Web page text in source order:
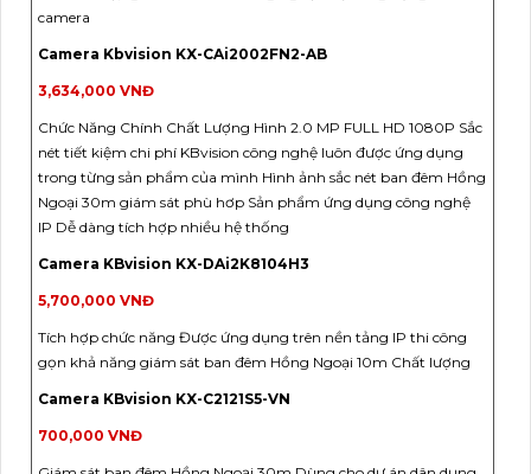
camera
Camera Kbvision KX-CAi2002FN2-AB
3,634,000 VNĐ
Chức Năng Chính Chất Lượng Hình 2.0 MP FULL HD 1080P Sắc
nét tiết kiệm chi phí KBvision công nghệ luôn được ứng dụng
trong từng sản phẩm của mình Hình ảnh sắc nét ban đêm Hồng
Ngoại 30m giám sát phù hơp Sản phẩm ứng dụng công nghệ
IP Dễ dàng tích hợp nhiều hệ thống
Camera KBvision KX-DAi2K8104H3
5,700,000 VNĐ
Tích hợp chức năng Được ứng dụng trên nền tảng IP thi công
gọn khả năng giám sát ban đêm Hồng Ngoại 10m Chất lượng
Camera KBvision KX-C2121S5-VN
700,000 VNĐ